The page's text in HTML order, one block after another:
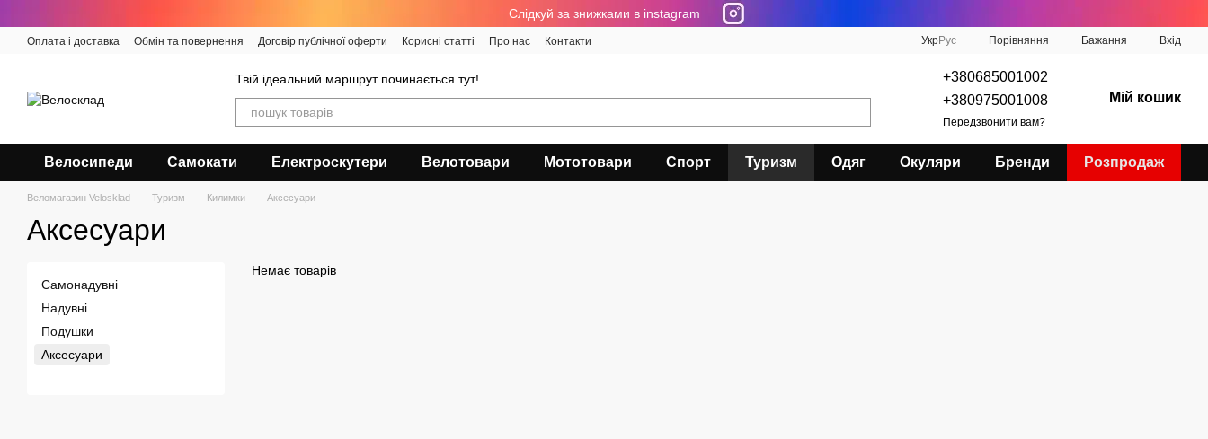
Cлідкуй за знижками в instagram
Оплата і доставка Обмін та повернення Договір публічної оферти Корисні статті Про нас Контакти УкрРус Порівняння Бажання Вхід
Твій ідеальний маршрут починається тут!
+380685001002
+380975001008
Передзвонити вам?
Мій кошик
Велосипеди Самокати Електроскутери Велотовари Мототовари Спорт Туризм Одяг Окуляри Бренди Розпродаж
Веломагазин Velosklad Туризм Килимки Аксесуари
Аксесуари
Немає товарів
Самонадувні
Надувні
Подушки
Аксесуари